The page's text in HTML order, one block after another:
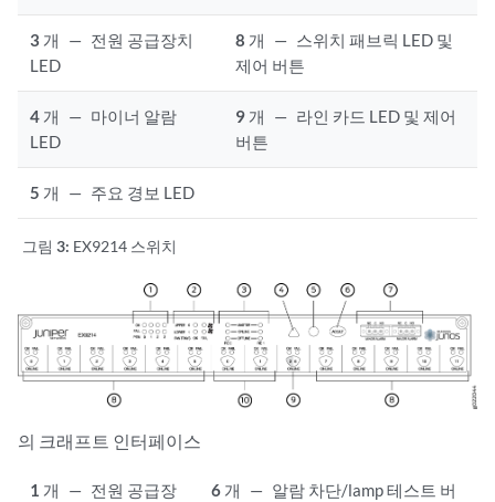
3 개 — 전원 공급장치
LED
8 개 — 스위치 패브릭 LED 및
제어 버튼
4 개 — 마이너 알람
LED
9 개 — 라인 카드 LED 및 제어
버튼
5 개 — 주요 경보 LED
그림 3: EX9214 스위치
의 크래프트 인터페이스
1 개 — 전원 공급장
6 개 — 알람 차단/lamp 테스트 버